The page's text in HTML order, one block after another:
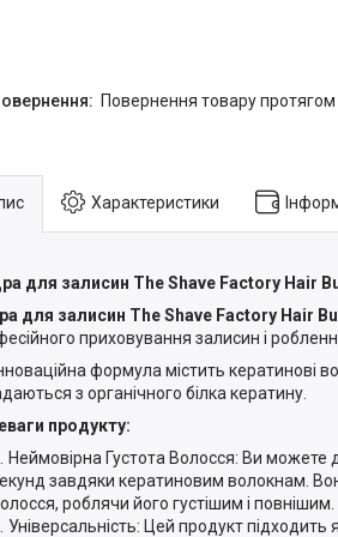
повернення товару протягом
Характеристики
для залисин The Shave Factory Hair
для залисин The Shave Factory Hair
приховування залисин і
формула містить кератинові
з органічного білка кератину.
продукту:
Неймовірна Густота Волосся: Ви можете
завдяки кератиновим волокнам.
роблячи його густішим і повнішим.
Універсальність: Цей продукт підходить